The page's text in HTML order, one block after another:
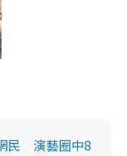
民 演藝圈中8